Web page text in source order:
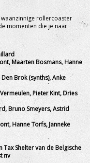
waanzinnige rollercoaster
momenten die je naar
Maarten Bosmans, Hanne
Brok (synths), Anke
Pieter Kint, Dries
Bruno Smeyers, Astrid
Hanne Torfs, Janneke
Tax Shelter van de Belgische
nv